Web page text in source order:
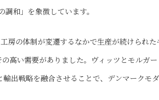
和」を象徴しています。
の体制が変遷するなかで生産が続けられた
高い需要がありました。ヴィッツとモルガー
出戦略を融合させることで、デンマークモ